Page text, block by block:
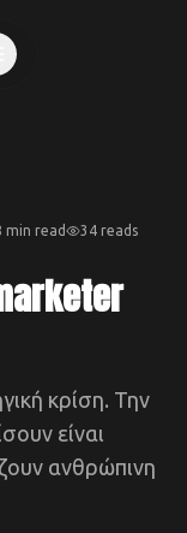
min read 34 reads
κρίση. Την
είναι
ανθρώπινη